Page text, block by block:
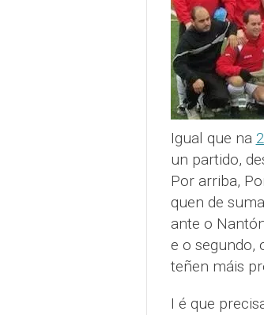
Igual que na
un partido,
Por arriba,
quen de
ante o
e o segundo,
teñen máis
I é que